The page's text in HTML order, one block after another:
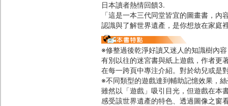
日本讀者熱情回饋3.
「這是一本三代同堂皆宜的圖畫書，
認識與了解世界遺產，是你想放在家庭
※修整過後乾淨好讀又迷人的知識樹內容
有別以往的迷宮書與紙上遊戲，作者更
在每一跨頁中專注介紹。對於幼兒或是
※不同類型的遊戲達到輔助記憶效果，
雖然以「遊戲」吸引目光，但遊戲在本
感受該世界遺產的特色、透過圖像之窗